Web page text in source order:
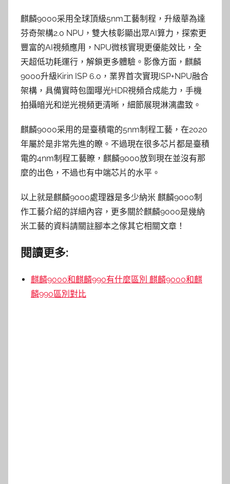
麒麟9000采用全球頂級5nm工藝制程，升級華為達
芬奇架構2.0 NPU，雙大核彰顯出眾AI算力，探索更
豐富的AI視頻應用，NPU微核實現更優能效比，全
天超低功耗運行，解鎖更多體驗。影像方面，麒麟
9000升級Kirin ISP 6.0，業界首次實現ISP+NPU融合
架構，具備實時包圍曝光HDR視頻合成能力，手機
拍攝暗光和逆光視頻更清晰，細節展現淋漓盡致。
麒麟9000采用的是臺積電的5nm制程工藝，在2020
年屬於是非常先進的瞭。不過現在很多芯片都是臺積
電的4nm制程工藝瞭，麒麟9000放到現在並沒有那
麼的出色，不過也有中端芯片的水平。
以上就是麒麟9000處理器是多少納米 麒麟9000制
作工藝介紹的詳細內容，更多關於麒麟9000是幾納
米工藝的資料請關註腳本之傢其它相關文章！
閱讀更多:
麒麟9000和麒麟990有什麼區別 麒麟9000和麒
麟990區別對比